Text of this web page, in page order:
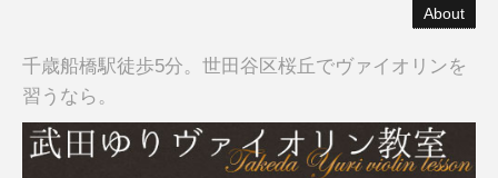
About
千歳船橋駅徒歩5分。世田谷区桜丘でヴァイオリンを
習うなら。